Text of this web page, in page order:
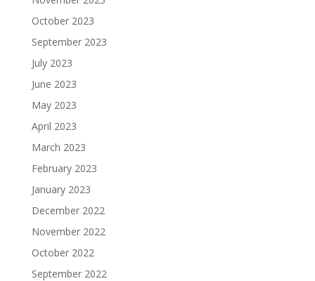
October 2023
September 2023
July 2023
June 2023
May 2023
April 2023
March 2023
February 2023
January 2023
December 2022
November 2022
October 2022
September 2022